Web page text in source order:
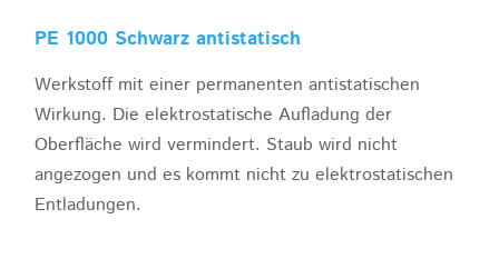
PE 1000 Schwarz antistatisch
Werkstoff mit einer permanenten antistatischen
Wirkung. Die elektrostatische Aufladung der
Oberfläche wird vermindert. Staub wird nicht
angezogen und es kommt nicht zu elektrostatischen
Entladungen.